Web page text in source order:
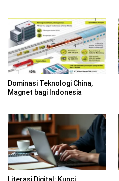
Dominasi Teknologi China,
Magnet bagi Indonesia